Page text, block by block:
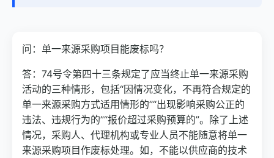
问：单一来源采购项目能废标吗？
答：74号令第四十三条规定了应当终止单一来源采购
活动的三种情形，包括“因情况变化，不再符合规定的
单一来源采购方式适用情形的”“出现影响采购公正的
违法、违规行为的”“报价超过采购预算的”。除了上述
情况，采购人、代理机构或专业人员不能随意将单一
来源采购项目作废标处理。如，不能以供应商的技术